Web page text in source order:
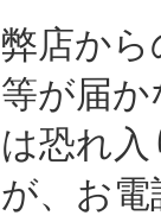
弊店か
等が届
は恐れ
が、お